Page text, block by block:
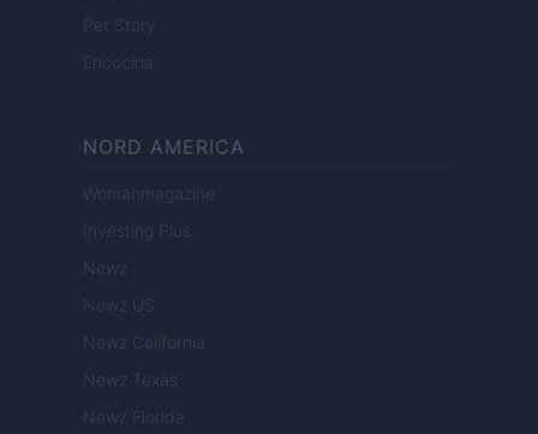
Pet Story
Encocina
NORD AMERICA
Womanmagazine
Investing Plus
Newz
Newz US
Newz California
Newz Texas
Newz Florida